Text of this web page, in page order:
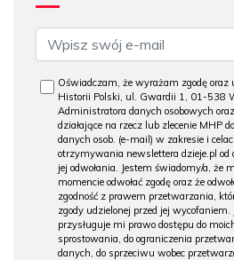
Oświadczam, że wyrażam zgodę
Historii Polski, ul. Gwardii 1, 01-538
Administratora danych osobowych
działające na rzecz lub zlecenie MHP
danych osob. (e-mail) w zakresie i
otrzymywania newslettera dzieje.pl od
jej odwołania. Jestem świadomy/a, że
momencie odwołać zgodę oraz że
zgodność z prawem przetwarzania,
zgody udzielonej przed jej
przysługuje mi prawo dostępu do
sprostowania, do ograniczenia
danych, do sprzeciwu wobec